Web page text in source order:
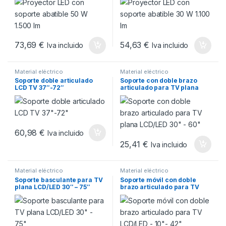
73,69€ Iva incluido 54,63€ Iva incluido
Material eléctrico
Soporte doble articulado
LCD TV 37″-72″
60,98€ Iva incluido
Material eléctrico
Soporte con doble brazo
articulado para TV plana
LCD/LED 30″ – 60″
25,41€ Iva incluido
Material eléctrico
Soporte basculante para TV
plana LCD/LED 30″ – 75″
Material eléctrico
Soporte móvil con doble
brazo articulado para TV
LCD/LED – 10″- 42″